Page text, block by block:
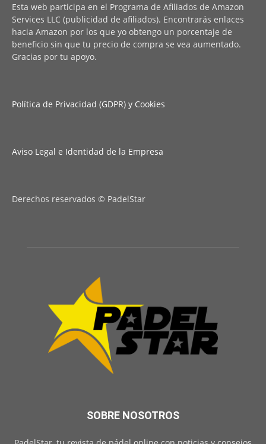
Esta web participa en el Programa de Afiliados de Amazon
Services LLC (publicidad de afiliados). Encontrarás enlaces
hacia Amazon por los que yo obtengo un porcentaje de
beneficio sin que tu precio de compra se vea aumentado.
Gracias por tu apoyo.
Política de Privacidad (GDPR) y Cookies
Aviso Legal e Identidad de la Empresa
Derechos reservados © PadelStar
SOBRE NOSOTROS